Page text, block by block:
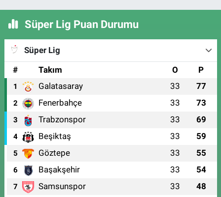
Süper Lig Puan Durumu
Süper Lig
#
Takım O P
1 Galatasaray 33 77
2 Fenerbahçe 33 73
3 Trabzonspor 33 69
4 Beşiktaş 33 59
5 Göztepe 33 55
6 Başakşehir 33 54
7 Samsunspor 33 48